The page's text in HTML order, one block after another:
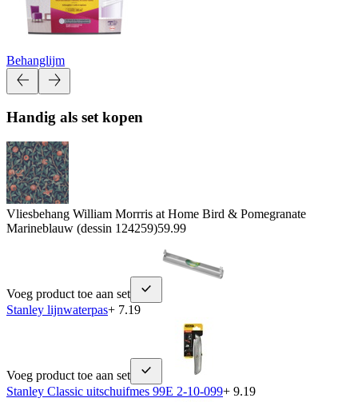
Behanglijm
Handig als set kopen
Vliesbehang William Morrris at Home Bird & Pomegranate
Marineblauw (dessin 124259)59.99
Voeg product toe aan set
Stanley lijnwaterpas+ 7.19
Voeg product toe aan set
Stanley Classic uitschuifmes 99E 2-10-099+ 9.19